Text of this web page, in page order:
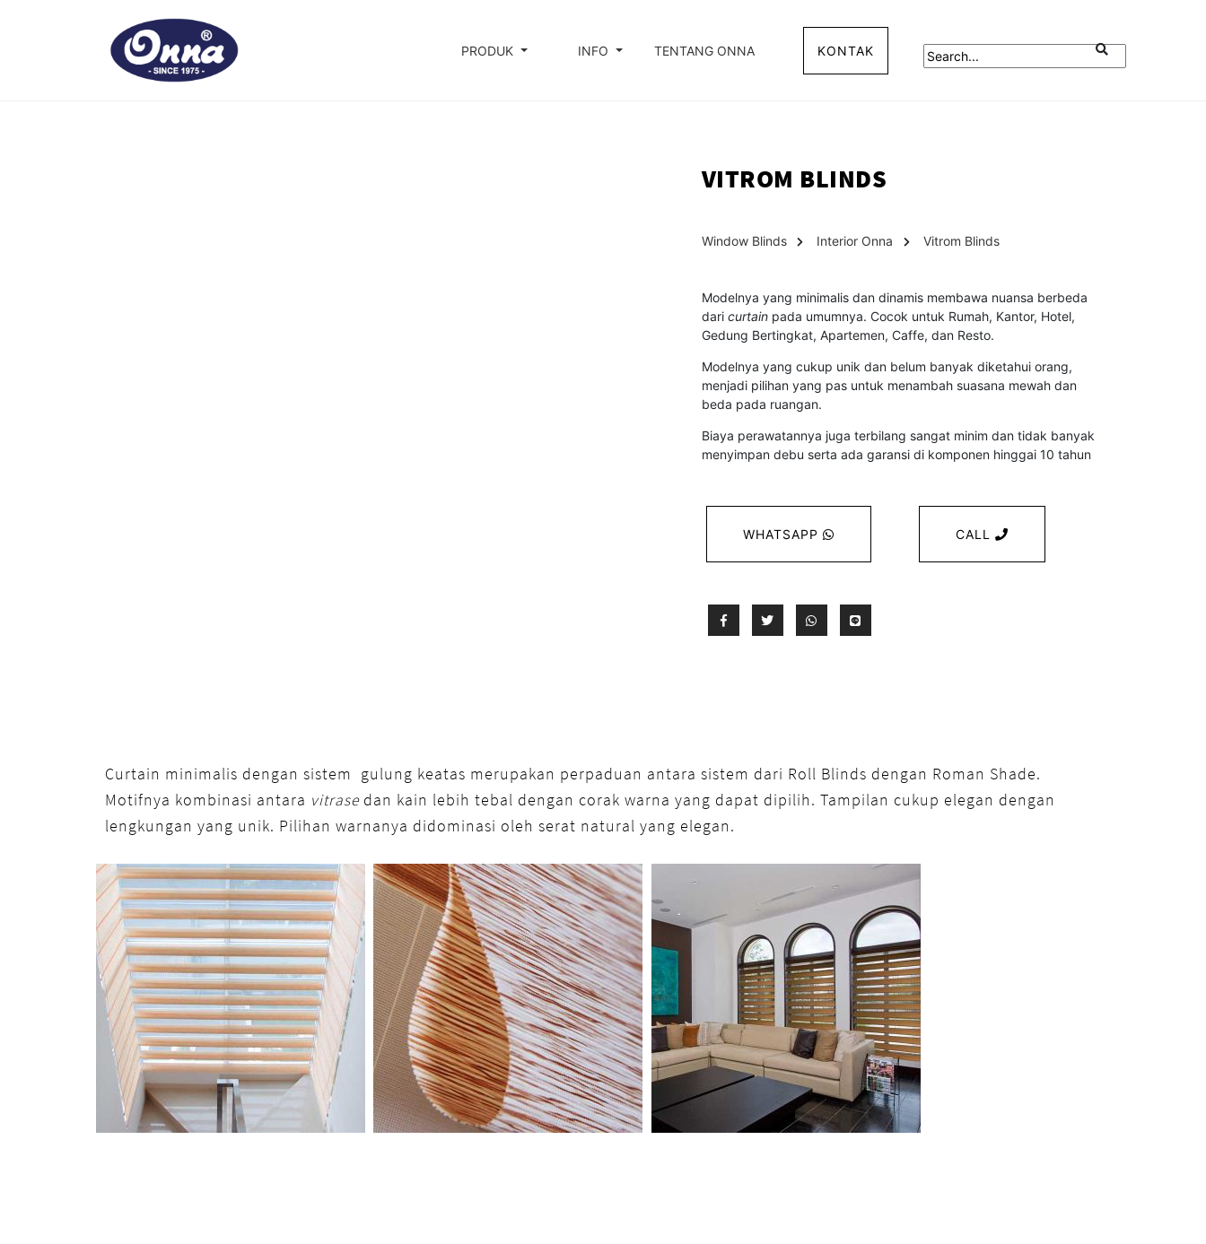
PRODUK INFO TENTANG ONNA KONTAK
VITROM BLINDS
Window Blinds Interior Onna Vitrom Blinds
Modelnya yang minimalis dan dinamis membawa nuansa berbeda
dari curtainpada umumnya. Cocok untuk Rumah, Kantor, Hotel,
Gedung Bertingkat, Apartemen, Caffe, dan Resto.
Modelnya yang cukup unik dan belum banyak diketahui orang,
menjadi pilihan yang pas untuk menambah suasana mewah dan
beda pada ruangan.
Biaya perawatannya juga terbilang sangat minim dan tidak banyak
menyimpan debu serta ada garansi di komponen hinggai 10 tahun
WHATSAPP CALL
Curtain minimalis dengan sistem gulung keatas merupakan perpaduan antara sistem dari Roll Blinds dengan Roman Shade.
Motifnya kombinasi antara vitrasedan kain lebih tebal dengan corak warna yang dapat dipilih. Tampilan cukup elegan dengan
lengkungan yang unik. Pilihan warnanya didominasi oleh serat natural yang elegan.